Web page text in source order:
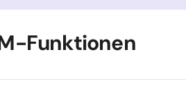
Funktionen